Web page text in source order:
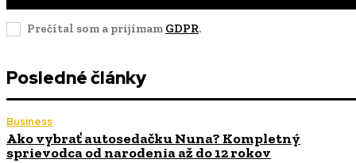
Prečítal som a prijímam GDPR.
Posledné články
Business
Ako vybrať autosedačku Nuna? Kompletný
sprievodca od narodenia až do 12 rokov